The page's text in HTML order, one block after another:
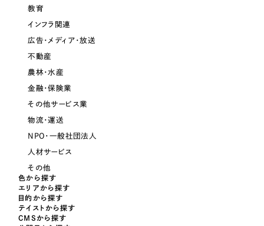
オレンジ・橙色
イエロー・黄色
グリーン・緑色
ブルー・青色
ピンク・桃色
カラフル・多色
教育
インフラ関連
広告・メディア・放送
不動産
農林・水産
金融・保険業
その他サービス業
物流・運送
NPO・一般社団法人
人材サービス
その他
色から探す
エリアから探す
目的から探す
テイストから探す
CMSから探す